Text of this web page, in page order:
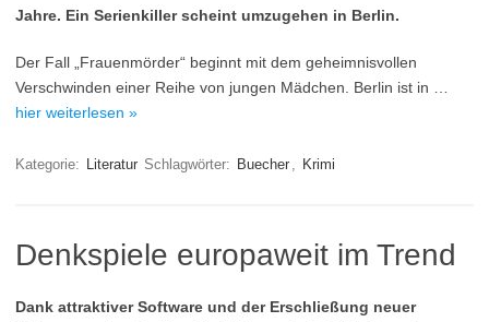
Jahre. Ein Serienkiller scheint umzugehen in Berlin.
Der Fall „Frauenmörder“ beginnt mit dem geheimnisvollen
Verschwinden einer Reihe von jungen Mädchen. Berlin ist in …
hier weiterlesen »
Kategorie: Literatur Schlagwörter: Buecher , Krimi
Denkspiele europaweit im Trend
Dank attraktiver Software und der Erschließung neuer